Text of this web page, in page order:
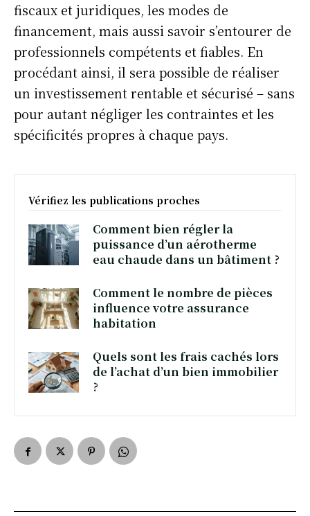
fiscaux et juridiques, les modes de
financement, mais aussi savoir s’entourer de
professionnels compétents et fiables. En
procédant ainsi, il sera possible de réaliser
un investissement rentable et sécurisé – sans
pour autant négliger les contraintes et les
spécificités propres à chaque pays.
Vérifiez les publications proches
Comment bien régler la
puissance d’un aérotherme
eau chaude dans un bâtiment ?
Comment le nombre de pièces
influence votre assurance
habitation
Quels sont les frais cachés lors
de l’achat d’un bien immobilier
?